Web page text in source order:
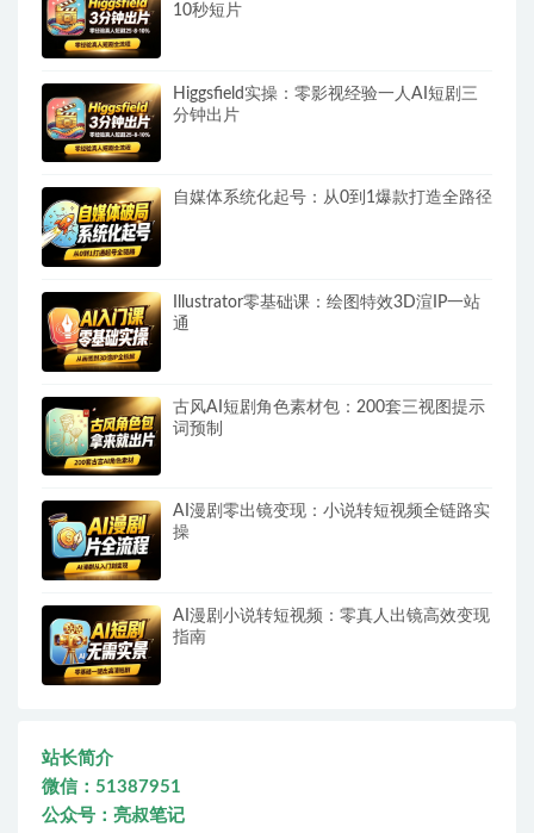
10秒短片
Higgsfield实操：零影视经验一人AI短剧三
分钟出片
自媒体系统化起号：从0到1爆款打造全路径
Illustrator零基础课：绘图特效3D渲IP一站
通
古风AI短剧角色素材包：200套三视图提示
词预制
AI漫剧零出镜变现：小说转短视频全链路实
操
AI漫剧小说转短视频：零真人出镜高效变现
指南
站长简介
微信：51387951
公众号：亮叔笔记